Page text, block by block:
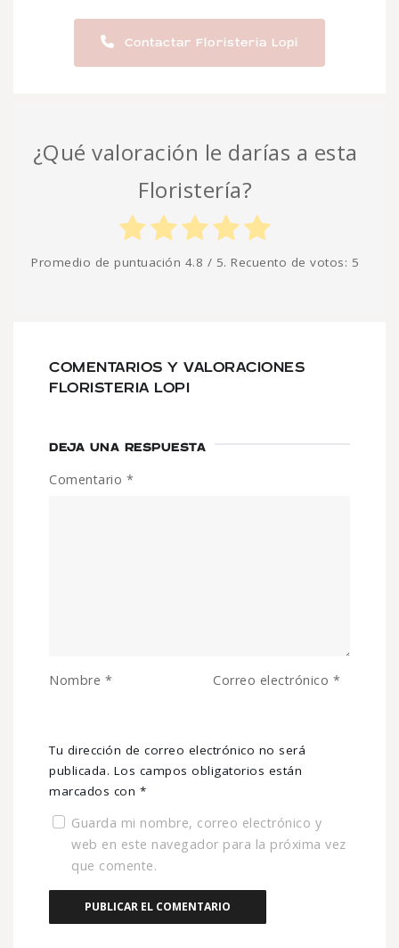
Contactar Floristeria Lopi
¿Qué valoración le darías a esta
Floristería?
Promedio de puntuación 4.8 / 5. Recuento de votos: 5
COMENTARIOS Y VALORACIONES
FLORISTERIA LOPI
DEJA UNA RESPUESTA
Tu dirección de correo electrónico no será
publicada. Los campos obligatorios están
marcados con *
Comentario *
Nombre * Correo electrónico *
Guarda mi nombre, correo electrónico y
web en este navegador para la próxima vez
que comente.